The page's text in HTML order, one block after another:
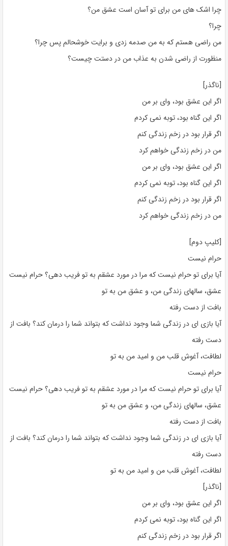
چرا اشک های من برای تو آسان است عشق من؟
چرا؟
من راضی هستم که به من صدمه زدی و برایت خوشحالم پس چرا؟
منظورت از راضی شدن به عذاب من در دستت چیست؟
[ناگذر]
اگر این عشق بود، وای بر من
اگر این گناه بود، توبه نمی کردم
اگر قرار بود در زخم زندگی کنم
من در زخم زندگی خواهم کرد
اگر این عشق بود، وای بر من
اگر این گناه بود، توبه نمی کردم
اگر قرار بود در زخم زندگی کنم
من در زخم زندگی خواهم کرد
[کلیپ دوم]
حرام نیست
آیا برای تو حرام نیست که مرا در مورد عشقم به تو فریب دهی؟ حرام نیست
عشق، سالهای زندگی من، و عشق من به تو
بافت از دست رفته
آیا بازی ای در زندگی شما وجود نداشت که بتواند شما را درمان کند؟ بافت از
دست رفته
لطافت، آغوش قلب من و امید من به تو
حرام نیست
آیا برای تو حرام نیست که مرا در مورد عشقم به تو فریب دهی؟ حرام نیست
عشق، سالهای زندگی من، و عشق من به تو
بافت از دست رفته
آیا بازی ای در زندگی شما وجود نداشت که بتواند شما را درمان کند؟ بافت از
دست رفته
لطافت، آغوش قلب من و امید من به تو
[ناگذر]
اگر این عشق بود، وای بر من
اگر این گناه بود، توبه نمی کردم
اگر قرار بود در زخم زندگی کنم